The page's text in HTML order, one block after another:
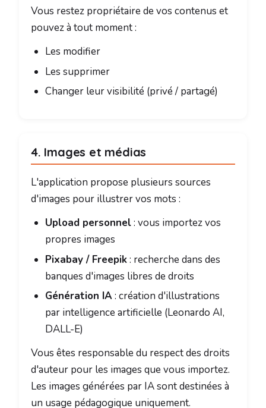
Vous restez propriétaire de vos contenus et
pouvez à tout moment :
Les modifier
Les supprimer
Changer leur visibilité (privé / partagé)
4. Images et médias
L'application propose plusieurs sources
d'images pour illustrer vos mots :
Upload personnel: vous importez vos
propres images
Pixabay / Freepik: recherche dans des
banques d'images libres de droits
Génération IA : création d'illustrations
par intelligence artificielle (Leonardo AI,
DALL-E)
Vous êtes responsable du respect des droits
d'auteur pour les images que vous importez.
Les images générées par IA sont destinées à
un usage pédagogique uniquement.